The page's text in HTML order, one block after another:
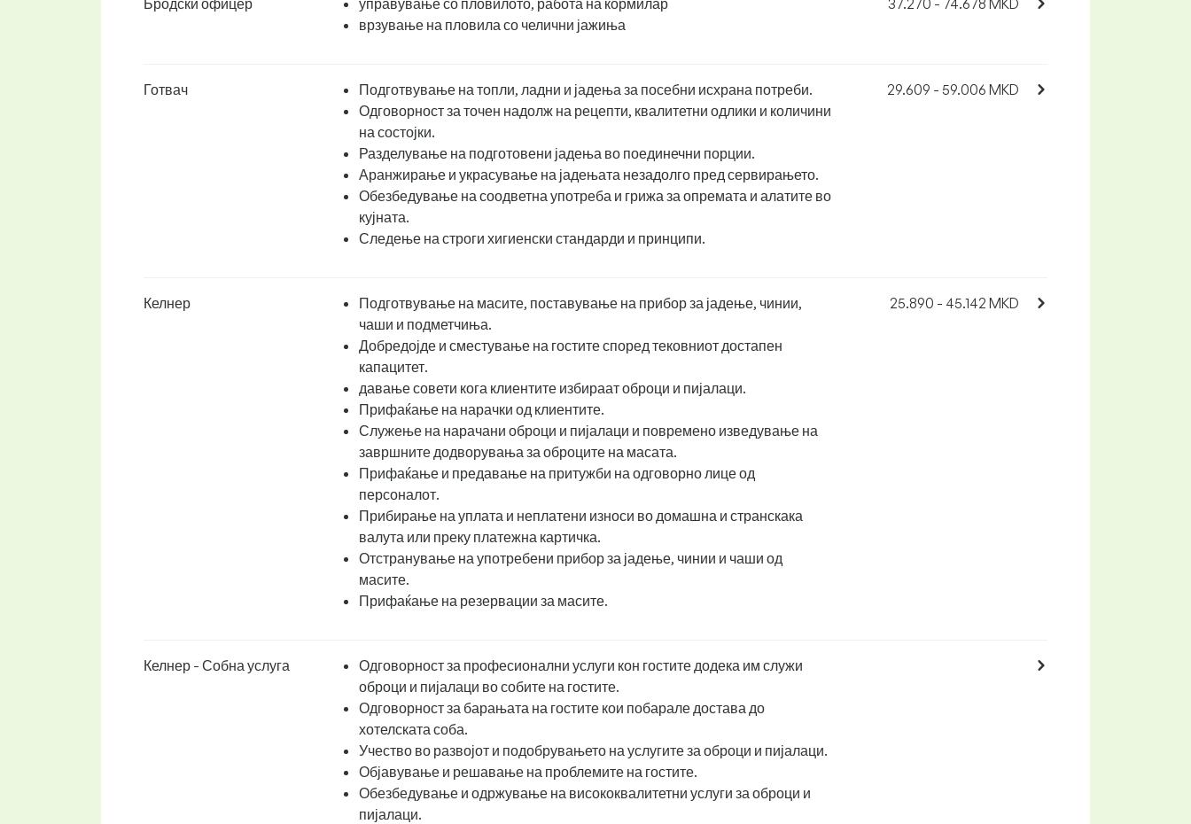
врзување на пловила со челични јажиња
Готвач
Подготвување на топли, ладни и јадења за посебни исхрана потреби.
Одговорност за точен надолж на рецепти, квалитетни одлики и количини
на состојки.
Разделување на подготовени јадења во поединечни порции.
Аранжирање и украсување на јадењата незадолго пред сервирањето.
Обезбедување на соодветна употреба и грижа за опремата и алатите во
кујната.
Следење на строги хигиенски стандарди и принципи.
29.609 - 59.006 MKD
Келнер
Подготвување на масите, поставување на прибор за јадење, чинии,
чаши и подметчиња.
Добредојде и сместување на гостите според тековниот достапен
капацитет.
давање совети кога клиентите избираат оброци и пијалаци.
Прифаќање на нарачки од клиентите.
Служење на нарачани оброци и пијалаци и повремено изведување на
завршните додворувања за оброците на масата.
Прифаќање и предавање на притужби на одговорно лице од
персоналот.
Прибирање на уплата и неплатени износи во домашна и странскака
валута или преку платежна картичка.
Отстранување на употребени прибор за јадење, чинии и чаши од
масите.
Прифаќање на резервации за масите.
25.890 - 45.142 MKD
Келнер - Собна услуга
Одговорност за професионални услуги кон гостите додека им служи
оброци и пијалаци во собите на гостите.
Одговорност за барањата на гостите кои побарале достава до
хотелската соба.
Учество во развојот и подобрувањето на услугите за оброци и пијалаци.
Објавување и решавање на проблемите на гостите.
Обезбедување и одржување на висококвалитетни услуги за оброци и
пијалаци.